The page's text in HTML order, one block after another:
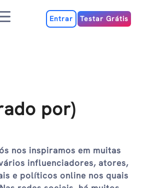
MenuEntrar Testar Grátis
por)
nos inspiramos em muitas
influenciadores, atores,
e políticos online nos quais